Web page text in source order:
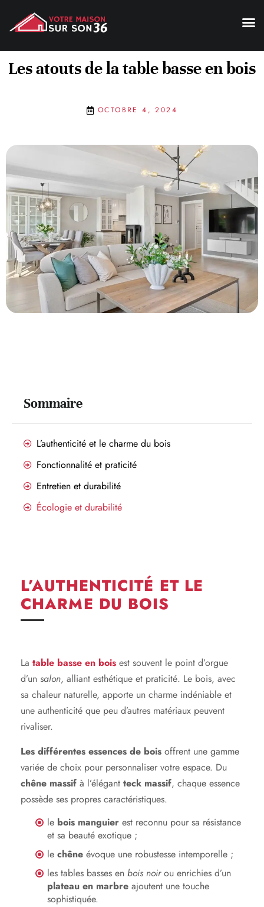
Les atouts de la table basse en bois
OCTOBRE 4, 2024
L’AUTHENTICITÉ ET LE
CHARME DU BOIS
La table basse en bois est souvent le point d’orgue
d’un salon, alliant esthétique et praticité. Le bois, avec
sa chaleur naturelle, apporte un charme indéniable et
une authenticité que peu d’autres matériaux peuvent
rivaliser.
Les différentes essences de bois offrent une gamme
variée de choix pour personnaliser votre espace. Du
chêne massif à l’élégant teck massif, chaque essence
possède ses propres caractéristiques.
le bois manguier est reconnu pour sa résistance
et sa beauté exotique ;
le chêne évoque une robustesse intemporelle ;
les tables basses en bois noirou enrichies d’un
plateau en marbre ajoutent une touche
sophistiquée.
Sommaire
L’authenticité et le charme du bois
Fonctionnalité et praticité
Entretien et durabilité
Écologie et durabilité